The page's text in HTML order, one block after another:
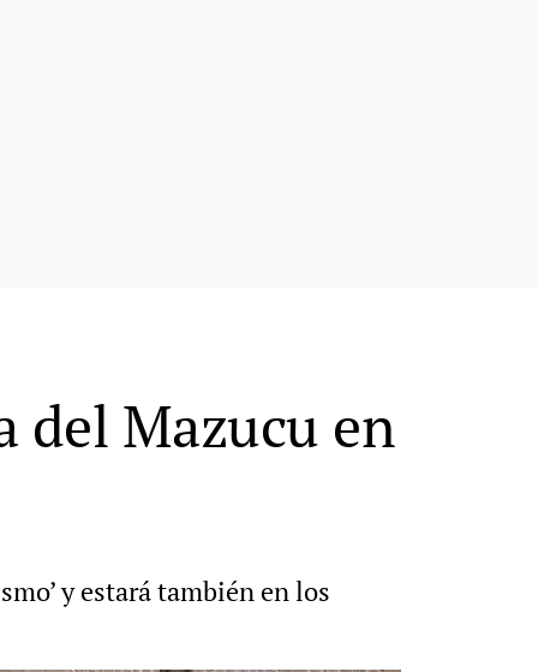
del Mazucu en
y estará también en los